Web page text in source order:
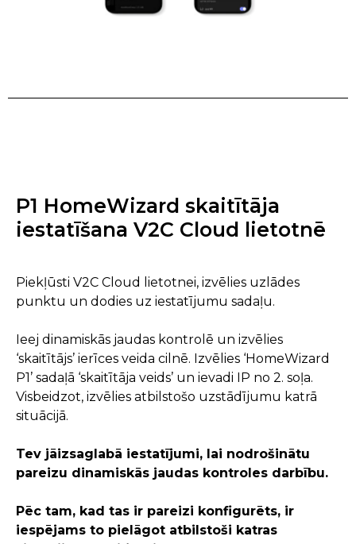
P1 HomeWizard skaitītāja
iestatīšana V2C Cloud lietotnē
Piekļūsti V2C Cloud lietotnei, izvēlies uzlādes
punktu un dodies uz iestatījumu sadaļu.
Ieej dinamiskās jaudas kontrolē un izvēlies
‘skaitītājs’ ierīces veida cilnē. Izvēlies ‘HomeWizard
P1’ sadaļā ‘skaitītāja veids’ un ievadi IP no 2. soļa.
Visbeidzot, izvēlies atbilstošo uzstādījumu katrā
situācijā.
Tev jāizsaglabā iestatījumi, lai nodrošinātu
pareizu dinamiskās jaudas kontroles darbību.
Pēc tam, kad tas ir pareizi konfigurēts, ir
iespējams to pielāgot atbilstoši katras